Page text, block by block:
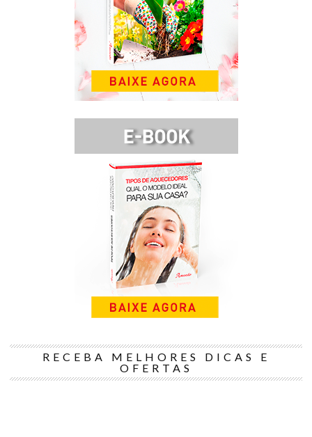
RECEBA MELHORES DICAS E
OFERTAS